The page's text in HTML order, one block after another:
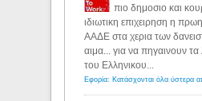
πιο δημοσιο και
ιδιωτικη επιχειρηση η
ΑΑΔΕ στα χερια των
αιμα... για να πηγαινουν
του Ελληνικου...